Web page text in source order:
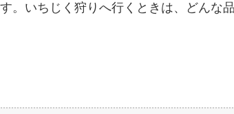
。いちじく狩りへ行くときは、どんな